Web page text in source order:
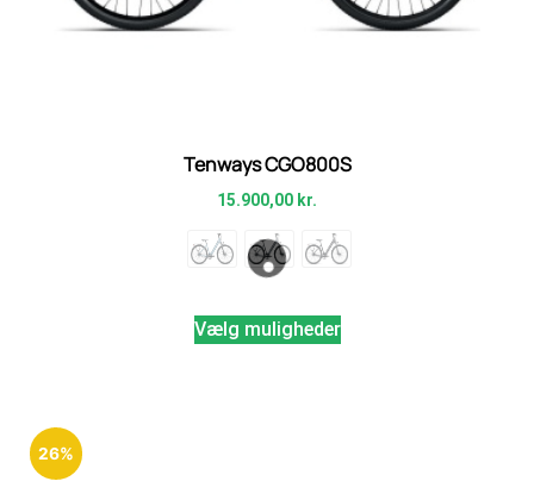
Tenways CGO800S
15.900,00 kr.
Vælg muligheder
26%